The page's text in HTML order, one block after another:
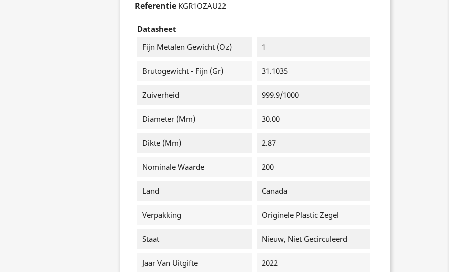
Referentie KGR1OZAU22
Datasheet
Fijn Metalen Gewicht (oz)
1
Brutogewicht - Fijn (gr) 31.1035
Zuiverheid 999.9/1000
Diameter (mm) 30.00
Dikte (mm) 2.87
Nominale Waarde 200
Land Canada
Verpakking Originele Plastic Zegel
Staat Nieuw, Niet Gecirculeerd
Jaar Van Uitgifte 2022